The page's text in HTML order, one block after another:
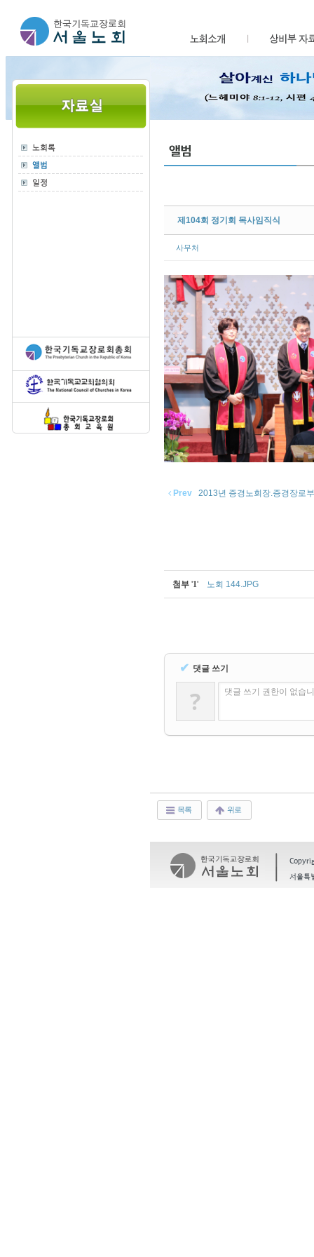
제104회 정기회 목사임직식
사무처
Prev 2013년 증경노회장.증경장로
첨부 '1' 노회 144.JPG
✔ 댓글 쓰기
? 댓글 쓰기 권한이 없습
목록 위로